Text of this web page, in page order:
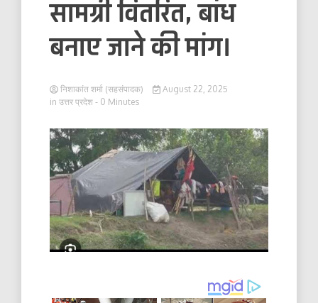
सामग्री वितरित, बांध
बनाए जाने की मांग।
निशाकांत शर्मा (सहसंपादक)
August 22, 2025
in उत्तर प्रदेश - 0 Minutes